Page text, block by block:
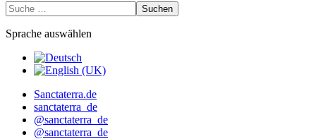
Suchen
Sprache auswählen
Sanctaterra.de
sanctaterra_de
@sanctaterra_de
@sanctaterra_de